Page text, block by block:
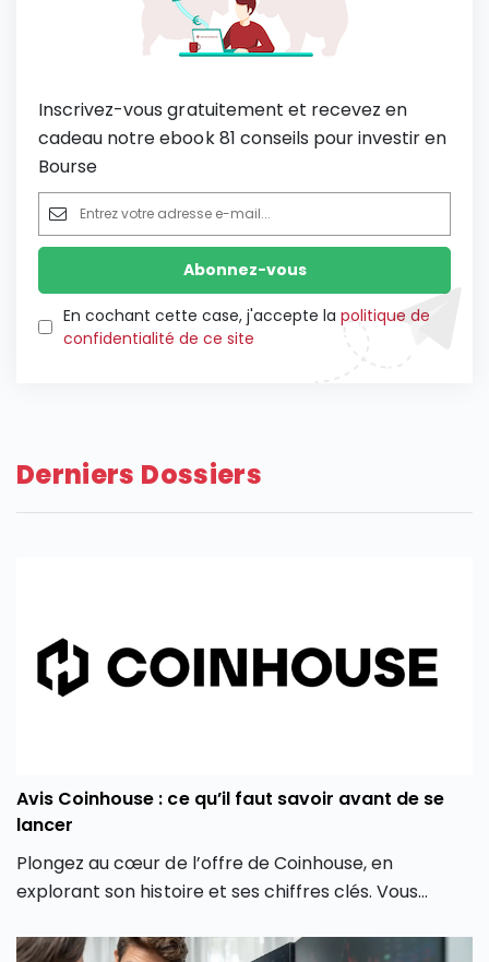
Inscrivez-vous gratuitement et recevez en
cadeau notre ebook 81 conseils pour investir en
Bourse
En cochant cette case, j'accepte la politique de
confidentialité de ce site
Derniers Dossiers
Avis Coinhouse : ce qu’il faut savoir avant de se
lancer
Plongez au cœur de l’offre de Coinhouse, en
explorant son histoire et ses chiffres clés. Vous
monnaies disponibles, les frais associés, et comment